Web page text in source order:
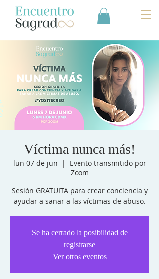
Víctima nunca más!
lun 07 de jun
  |
Evento transmitido por
Zoom
Sesión GRATUITA para crear conciencia y
ayudar a sanar a las víctimas de abuso.
Se ha cerrado la posibilidad de
registrarse
Ver otros eventos